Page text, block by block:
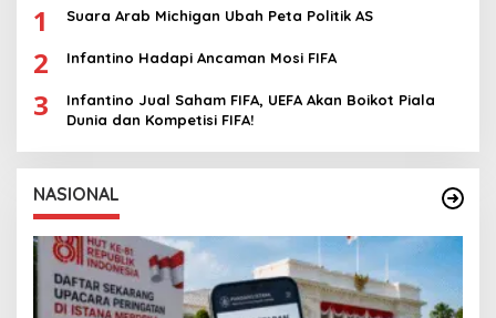
1 Suara Arab Michigan Ubah Peta Politik AS
2 Infantino Hadapi Ancaman Mosi FIFA
3
Infantino Jual Saham FIFA, UEFA Akan Boikot Piala
Dunia dan Kompetisi FIFA!
NASIONAL